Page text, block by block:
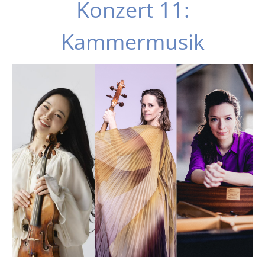
Konzert 11:
Kammermusik